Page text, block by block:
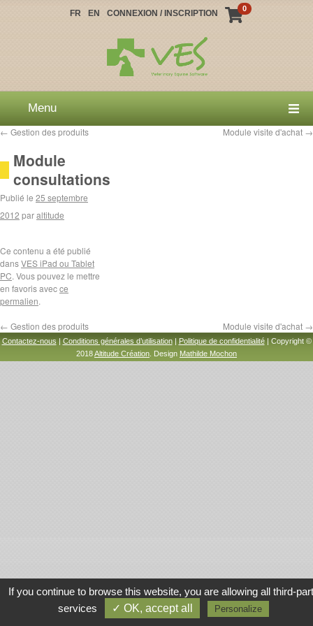
FR EN CONNEXION / INSCRIPTION 0
Menu
← Gestion des produits Module visite d'achat →
Module
consultations
Publié le 25 septembre
2012 paraltitude
Ce contenu a été publié
dansVES iPad ou Tablet
PC. Vous pouvez le mettre
en favoris avecce
permalien.
← Gestion des produits Module visite d'achat →
Contactez-nous| Conditions générales d’utilisation|Politique de confidentialité| Copyright ©
2018Altitude Création . Design Mathilde Mochon
If you continue to browse this website, you are allowing all third-
services
✓ OK, accept all Personalize